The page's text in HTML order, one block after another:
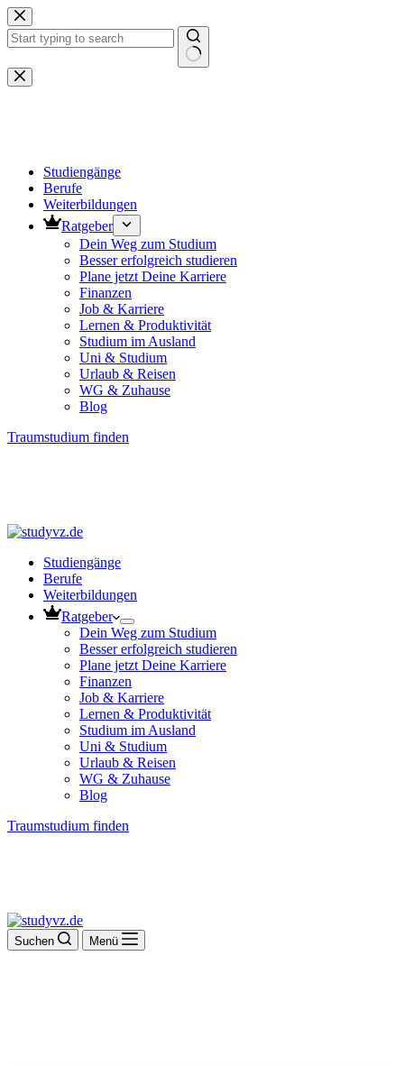
Zum
Inhalt
springen
Keine
Ergebnisse
Studiengänge
Berufe
Weiterbildungen
Ratgeber
Dein Weg zum Studium
Besser erfolgreich studieren
Plane jetzt Deine Karriere
Finanzen
Job & Karriere
Lernen & Produktivität
Studium im Ausland
Uni & Studium
Urlaub & Reisen
WG & Zuhause
Blog
Traumstudium finden
Studiengänge
Berufe
Weiterbildungen
Ratgeber
Dein Weg zum Studium
Besser erfolgreich studieren
Plane jetzt Deine Karriere
Finanzen
Job & Karriere
Lernen & Produktivität
Studium im Ausland
Uni & Studium
Urlaub & Reisen
WG & Zuhause
Blog
Traumstudium finden
Suchen Menü